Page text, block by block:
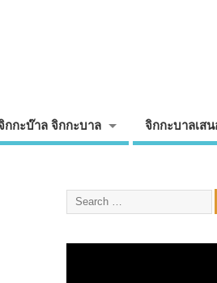
กกะบ๊าล จิกกะบาล จิกกะบาลเส